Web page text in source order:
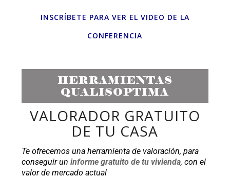
INSCRÍBETE PARA VER EL VIDEO DE LA
CONFERENCIA
HERRAMIENTAS
QUALISOPTIMA
VALORADOR GRATUITO
DE TU CASA
Te ofrecemos una herramienta de valoración, para
conseguir uninforme gratuito de tu vivienda, con el
valor de mercado actual